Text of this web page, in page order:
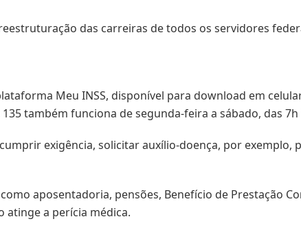
das carreiras de todos os servidores
Meu INSS, disponível para download em
também funciona de segunda-feira a sábado, das 7h
exigência, solicitar auxílio-doença, por exemplo,
aposentadoria, pensões, Benefício de Prestação
atinge a perícia médica.